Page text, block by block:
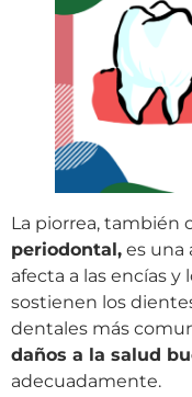
La piorrea, también
periodontal, es una
afecta a las encías
sostienen los
dentales más
daños a la salud
adecuadamente.